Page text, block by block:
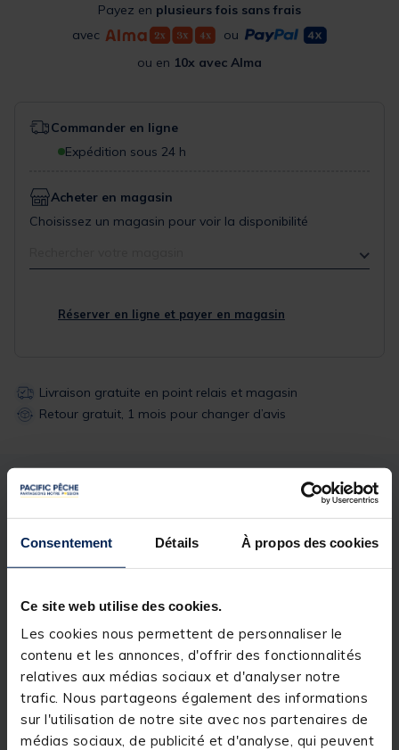
Consentement Détails À propos des cookies
Ce site web utilise des cookies.
Les cookies nous permettent de personnaliser le
contenu et les annonces, d'offrir des fonctionnalités
relatives aux médias sociaux et d'analyser notre
trafic. Nous partageons également des informations
sur l'utilisation de notre site avec nos partenaires de
médias sociaux, de publicité et d'analyse, qui peuvent
Payez en plusieurs fois sans frais
avec
ou
ou en 10x avec Alma
Commander en ligne
Expédition sous 24 h
Acheter en magasin
Choisissez un magasin pour voir la disponibilité
Réserver en ligne et payer en magasin
Livraison gratuite en point relais et magasin
Retour gratuit, 1 mois pour changer d’avis
Description & détails
Exécutez deux tâches avec un seul câble grâce à
notre pince de charge/données. Branchez le câble au
port USB de votre ordinateur pour recharger votre
appareil compatible et transférer des données
depuis votre ordinateur ou vers celui-ci. Ce câble est
également compatible avec un adaptateur c.a.
(vendu séparément).